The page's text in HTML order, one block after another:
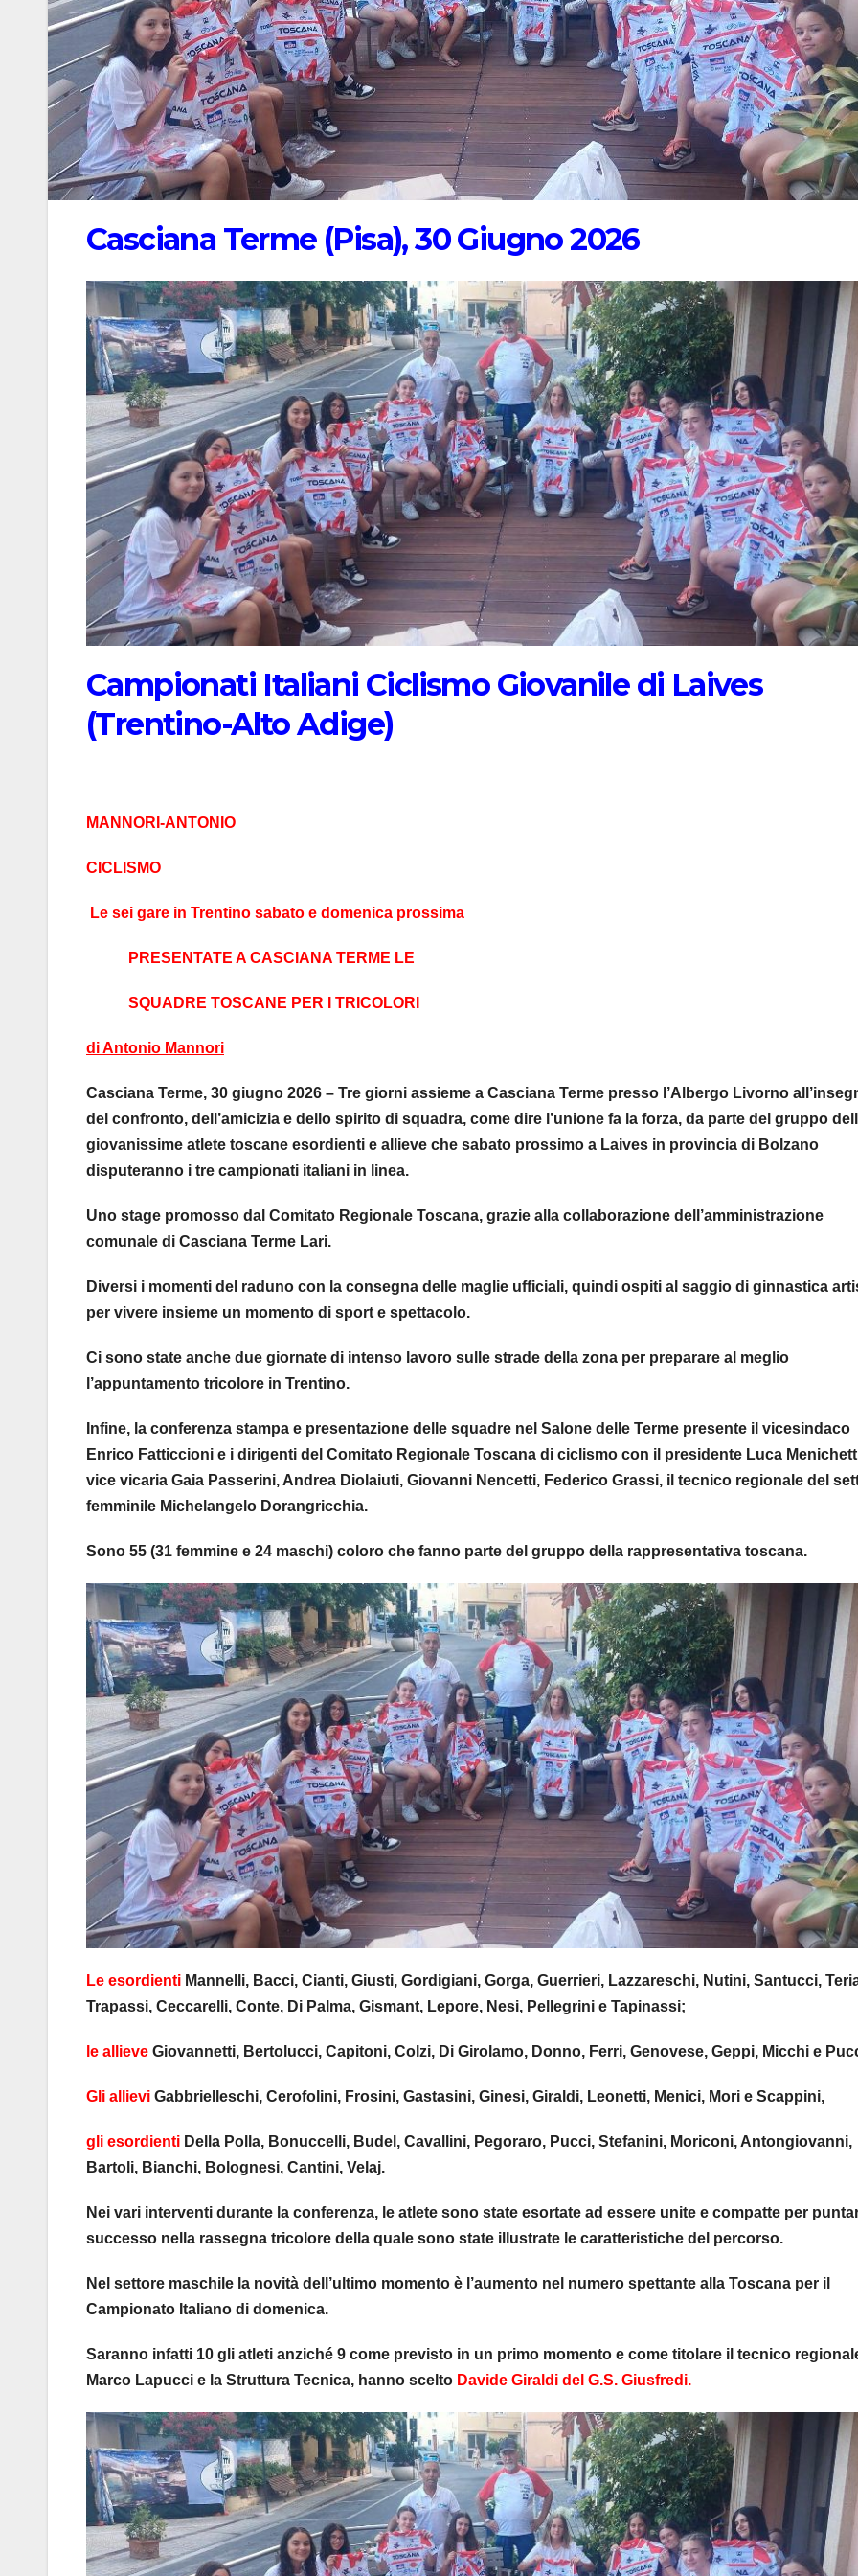
Casciana Terme (Pisa), 30 Giugno 2026
Campionati Italiani Ciclismo Giovanile di Laives
(Trentino-Alto Adige)
MANNORI-ANTONIO
CICLISMO
Le sei gare in Trentino sabato e domenica prossima
PRESENTATE A CASCIANA TERME LE
SQUADRE TOSCANE PER I TRICOLORI
di Antonio Mannori
Casciana Terme, 30 giugno 2026 – Tre giorni assieme a Casciana Terme presso l’Albergo Livorno
del confronto, dell’amicizia e dello spirito di squadra, come dire l’unione fa la forza, da parte del gruppo
giovanissime atlete toscane esordienti e allieve che sabato prossimo a Laives in provincia di Bolzano
disputeranno i tre campionati italiani in linea.
Uno stage promosso dal Comitato Regionale Toscana, grazie alla collaborazione dell’amministrazione
comunale di Casciana Terme Lari.
Diversi i momenti del raduno con la consegna delle maglie ufficiali, quindi ospiti al saggio di ginnastica
per vivere insieme un momento di sport e spettacolo.
Ci sono state anche due giornate di intenso lavoro sulle strade della zona per preparare al meglio
l’appuntamento tricolore in Trentino.
Infine, la conferenza stampa e presentazione delle squadre nel Salone delle Terme presente il vicesindaco
Enrico Fatticcioni e i dirigenti del Comitato Regionale Toscana di ciclismo con il presidente Luca
vice vicaria Gaia Passerini, Andrea Diolaiuti, Giovanni Nencetti, Federico Grassi, il tecnico regionale del
femminile Michelangelo Dorangricchia.
Sono 55 (31 femmine e 24 maschi) coloro che fanno parte del gruppo della rappresentativa toscana.
Le esordienti Mannelli, Bacci, Cianti, Giusti, Gordigiani, Gorga, Guerrieri, Lazzareschi, Nutini, Santucci,
Trapassi, Ceccarelli, Conte, Di Palma, Gismant, Lepore, Nesi, Pellegrini e Tapinassi;
le allieve Giovannetti, Bertolucci, Capitoni, Colzi, Di Girolamo, Donno, Ferri, Genovese, Geppi, Micchi e
Gli allievi Gabbrielleschi, Cerofolini, Frosini, Gastasini, Ginesi, Giraldi, Leonetti, Menici, Mori e Scappini,
gli esordienti Della Polla, Bonuccelli, Budel, Cavallini, Pegoraro, Pucci, Stefanini, Moriconi, Antongiovanni,
Bartoli, Bianchi, Bolognesi, Cantini, Velaj.
Nei vari interventi durante la conferenza, le atlete sono state esortate ad essere unite e compatte per
successo nella rassegna tricolore della quale sono state illustrate le caratteristiche del percorso.
Nel settore maschile la novità dell’ultimo momento è l’aumento nel numero spettante alla Toscana per il
Campionato Italiano di domenica.
Saranno infatti 10 gli atleti anziché 9 come previsto in un primo momento e come titolare il tecnico
Marco Lapucci e la Struttura Tecnica, hanno scelto Davide Giraldi del G.S. Giusfredi.